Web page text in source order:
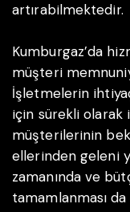
artırabilmektedir.
Kumburgaz’da
müşteri
İşletmelerin
için sürekli olarak
müşterilerinin
ellerinden geleni
zamanında ve
tamamlanması da